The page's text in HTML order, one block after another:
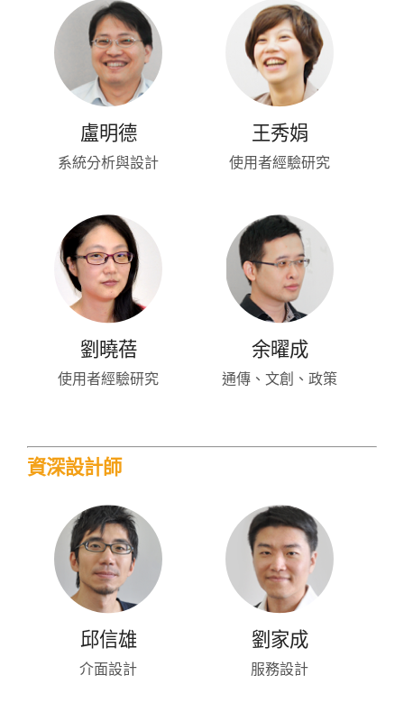
盧明德
系統分析與設計
王秀娟
使用者經驗研究
劉曉蓓
使用者經驗研究
余曜成
通傳、文創、政策
資深設計師
邱信雄
介面設計
劉家成
服務設計